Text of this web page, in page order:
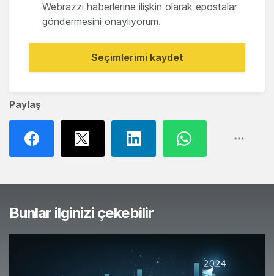
Paylaş
Webrazzi haberlerine ilişkin olarak epostalar
göndermesini onaylıyorum.
Seçimlerimi kaydet
Bunlar ilginizi çekebilir